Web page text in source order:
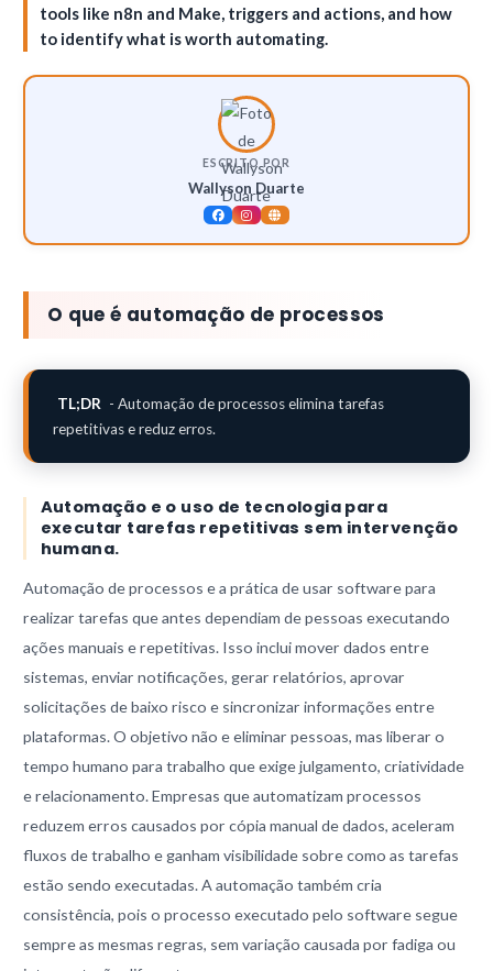
tools like n8n and Make, triggers and actions, and how
to identify what is worth automating.
ESCRITO POR
Wallyson Duarte
O que é automação de processos
TL;DR - Automação de processos elimina tarefas
repetitivas e reduz erros.
Automação e o uso de tecnologia para
executar tarefas repetitivas sem intervenção
humana.
Automação de processos e a prática de usar software para
realizar tarefas que antes dependiam de pessoas executando
ações manuais e repetitivas. Isso inclui mover dados entre
sistemas, enviar notificações, gerar relatórios, aprovar
solicitações de baixo risco e sincronizar informações entre
plataformas. O objetivo não e eliminar pessoas, mas liberar o
tempo humano para trabalho que exige julgamento, criatividade
e relacionamento. Empresas que automatizam processos
reduzem erros causados por cópia manual de dados, aceleram
fluxos de trabalho e ganham visibilidade sobre como as tarefas
estão sendo executadas. A automação também cria
consistência, pois o processo executado pelo software segue
sempre as mesmas regras, sem variação causada por fadiga ou